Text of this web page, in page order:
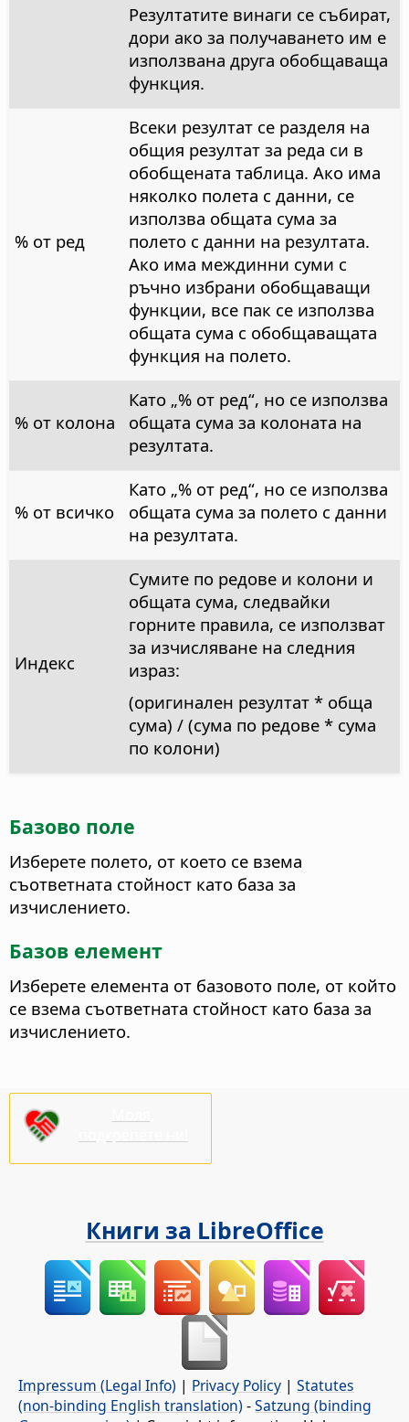
Резултатите винаги се събират,
дори ако за получаването им е
използвана друга обобщаваща
функция.
% от ред
Всеки резултат се разделя на
общия резултат за реда си в
обобщената таблица. Ако има
няколко полета с данни, се
използва общата сума за
полето с данни на резултата.
Ако има междинни суми с
ръчно избрани обобщаващи
функции, все пак се използва
общата сума с обобщаващата
функция на полето.
% от колона
Като „% от ред“, но се използва
общата сума за колоната на
резултата.
% от всичко
Като „% от ред“, но се използва
общата сума за полето с данни
на резултата.
Индекс
Сумите по редове и колони и
общата сума, следвайки
горните правила, се използват
за изчисляване на следния
израз:
(оригинален резултат * обща
сума) / (сума по редове * сума
по колони)
Базово поле
Изберете полето, от което се взема
съответната стойност като база за
изчислението.
Базов елемент
Изберете елемента от базовото поле, от който
се взема съответната стойност като база за
изчислението.
Книги за LibreOffice
Impressum (Legal Info) | Privacy Policy | Statutes
(non-binding English translation) -Satzung (binding